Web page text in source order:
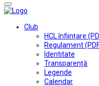
Club
HCL înființare
Regulament
Identitate
Transparență
Legende
Calendar